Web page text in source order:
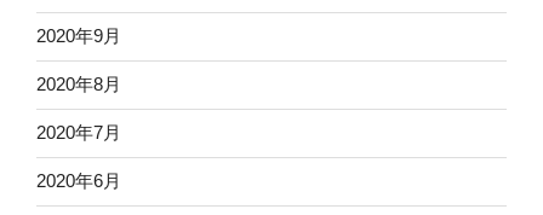
2020年9月
2020年8月
2020年7月
2020年6月